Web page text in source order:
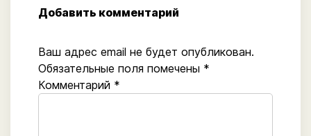
Добавить комментарий
Ваш адрес email не будет опубликован.
Обязательные поля помечены *
Комментарий *